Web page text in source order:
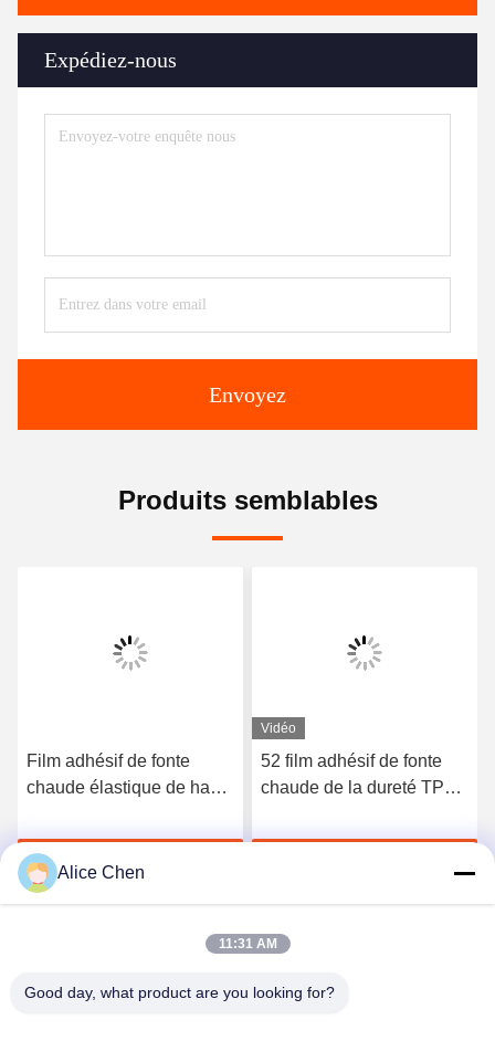
Expédiez-nous
Envoyez
Produits semblables
Film adhésif de fonte
chaude élastique de haute
3412
Discuter Maintenant
Vidéo
52 film adhésif de fonte
chaude de la dureté TPU
vêtements sans couture
Alice Chen
11:31 AM
Good day, what product are you looking for?